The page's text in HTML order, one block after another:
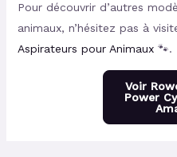
Pour découvrir d’autres
animaux, n’hésitez pas à
Aspirateurs pour Animaux🐾.
Voir
Power